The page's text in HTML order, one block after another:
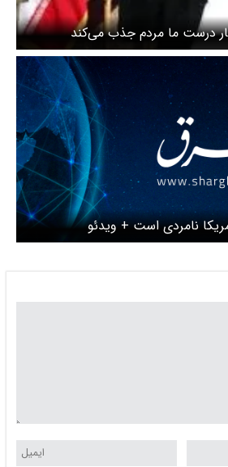
درست ما مردم جذب می‌کند
نامردی است + ویدئو